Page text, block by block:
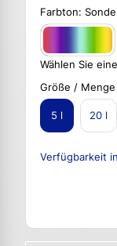
Farbton:
Wählen Sie
Größe / Menge
5 l 20 l
Verfügbarkeit